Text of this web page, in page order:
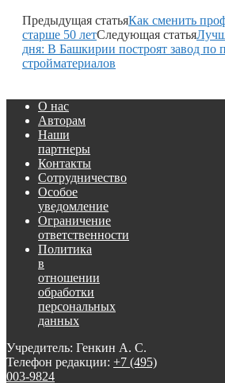
Предыдущая статьяКак сменить
старше 50 летСледующая статья
дня: В Башкирии построят завод по
стройматериалов
О нас
Авторам
Наши
партнеры
Контакты
Сотрудничество
Особое
уведомление
Ограничение
ответственности
Политика
в
отношении
обработки
персональных
данных
Учредитель: Генкин А. С.
Телефон редакции: +7 (495)
003-9824